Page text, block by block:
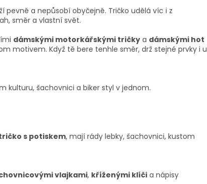
pevně a nepůsobí obyčejně. Tričko udělá víc i z
směr a vlastní svět.
dámskými motorkářskými tričky a dámskými hot
motivem. Když tě bere tenhle směr, drž stejné prvky i u
kulturu, šachovnici a biker styl v jednom.
s potiskem, mají rády lebky, šachovnici, kustom
vlajkami, kříženými klíči a nápisy